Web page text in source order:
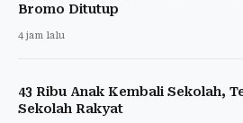
Bromo Ditutup
4 jam lalu
43 Ribu Anak Kembali Sekolah,
Sekolah Rakyat